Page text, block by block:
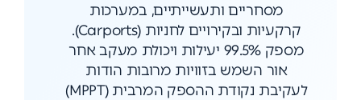
מסחריים ותעשייתיים, במערכות
קרקעיות ובקירויים לחניות (Carports).
מספק 99.5% יעילות ויכולת מעקב אחר
אור השמש בזוויות מרובות הודות
לעקיבת נקודת ההספק המרבית (MPPT)